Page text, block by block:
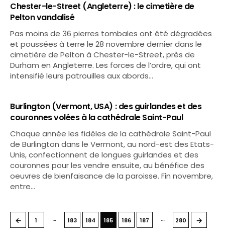
Chester-le-Street (Angleterre) : le cimetière de
Pelton vandalisé
Pas moins de 36 pierres tombales ont été dégradées
et poussées à terre le 28 novembre dernier dans le
cimetière de Pelton à Chester-le-Street, près de
Durham en Angleterre. Les forces de l’ordre, qui ont
intensifié leurs patrouilles aux abords…
Burlington (Vermont, USA) : des guirlandes et des
couronnes volées à la cathédrale Saint-Paul
Chaque année les fidèles de la cathédrale Saint-Paul
de Burlington dans le Vermont, au nord-est des Etats-
Unis, confectionnent de longues guirlandes et des
couronnes pour les vendre ensuite, au bénéfice des
oeuvres de bienfaisance de la paroisse. Fin novembre,
entre…
← 1 … 183 184 185 186 187 … 280 →